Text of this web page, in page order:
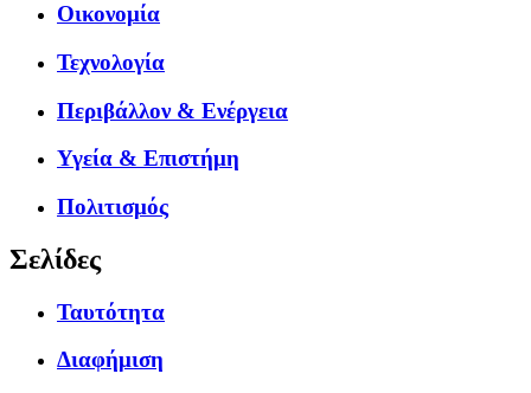
Οικονομία
Τεχνολογία
Περιβάλλον & Ενέργεια
Υγεία & Επιστήμη
Πολιτισμός
Σελίδες
Ταυτότητα
Διαφήμιση